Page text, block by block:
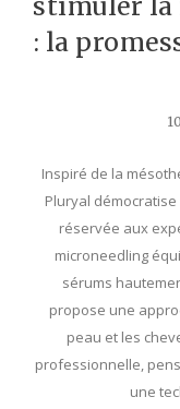
: la
Inspiré de la
Pluryal
réservée aux
microneedling
sérums
propose une
peau et les
professionnelle,
une